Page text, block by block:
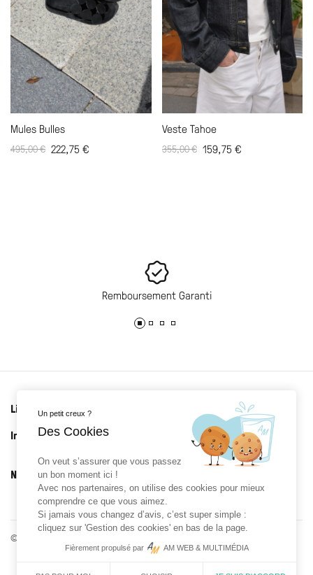
Mules Bulles
495,00€ 222,75€
Veste Tahoe
355,00€ 159,75€
Remboursement Garanti
Liens utiles
Informations
Newsletter
© 2026 Roman Prat x Gloriette - Réalisé par AM WEB & MULTIMÉDIA
Un petit creux ?
Des Cookies
On veut s’assurer que vous passez
un bon moment ici !
Avec nos partenaires, on utilise des cookies pour mieux
comprendre ce que vous aimez.
Si jamais vous changez d’avis, c’est super simple :
cliquez sur 'Gestion des cookies' en bas de la page.
Fièrement propulsé par AM WEB & MULTIMÉDIA